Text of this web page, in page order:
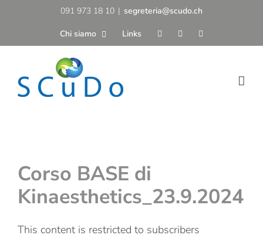
091 973 18 10 | segreteria@scudo.ch
Chi siamo Links
Corso BASE di
Kinaesthetics_23.9.2024
This content is restricted to subscribers